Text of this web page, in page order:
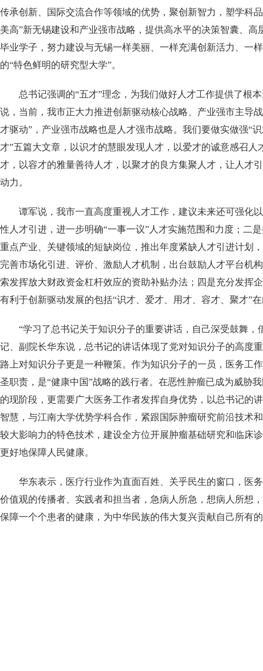
传承创新、国际交流合作等领域的优势，聚创新智力，塑学科
美高”新无锡建设和产业强市战略，提供高水平的决策智囊、高
毕业学子，努力建设与无锡一样美丽、一样充满创新活力、一
的“特色鲜明的研究型大学”。
总书记强调的“五才”理念，为我们做好人才工作提供了根本
说， 当前，我市正大力推进创新驱动核心战略、产业强市主导
才驱动”，产业强市战略也是人才强市战略。 我们要做实做强“
才”五篇大文章，以识才的慧眼发现人才，以爱才的诚意感召人
才，以容才的雅量善待人才，以聚才的良方集聚人才，让人才
动力。
谭军说，我市一直高度重视人才工作，建议未来还可强化
性人才引进，进一步明确“一事一议”人才实施范围和力度； 二是
重点产业、关键领域的短缺岗位，推出年度紧缺人才引进计划
完善市场化引进、评价、激励人才机制，出台鼓励人才平台机
索发挥放大财政资金杠杆效应的资助补贴办法； 四是充分发挥
有利于创新驱动发展的包括“识才、爱才、用才、容才、聚才”
“学习了总书记关于知识分子的重要讲话，自己深受鼓舞，
记、副院长华东说，总书记的讲话体现了党对知识分子的高度
路上对知识分子更是一种鞭策。作为知识分子的一员，医务工
圣职责，是“健康中国”战略的践行者。在恶性肿瘤已成为威胁
的现阶段，更需要广大医务工作者发挥自身优势，以总书记的
智慧，与江南大学优势学科合作，紧跟国际肿瘤研究前沿技术
较大影响力的特色技术，建设全方位开展肿瘤基础研究和临床
更好地保障人民健康。
华东表示，医疗行业作为直面百姓、关乎民生的窗口，医务
价值观的传播者、实践者和担当者，急病人所急，想病人所想
保障一个个患者的健康，为中华民族的伟大复兴贡献自己所有